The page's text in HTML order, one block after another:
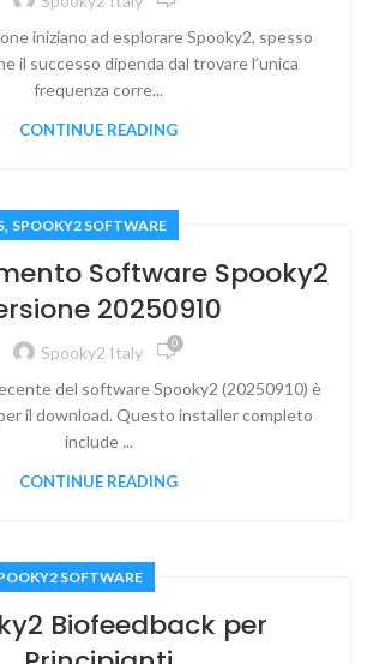
iniziano ad esplorare Spooky2, spesso
il successo dipenda dal trovare l’unica
frequenza corre...
CONTINUE READING
, SPOOKY2 SOFTWARE
Software Spooky2
20250910
Spooky2 Italy 0
del software Spooky2 (20250910) è
il download. Questo installer completo
include ...
CONTINUE READING
SOFTWARE
Biofeedback per